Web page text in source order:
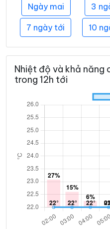
Ngày mai 3
7 ngày tới 10
Nhiệt độ và khả năng
trong 12h tới